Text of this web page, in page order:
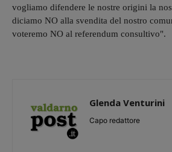
vogliamo difendere le nostre origini la
diciamo NO alla svendita del nostro
voteremo NO al referendum consultivo".
Glenda Venturini
Capo redattore